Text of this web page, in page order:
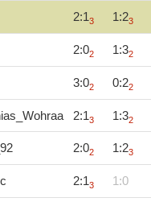
2:13 1:23
2:02 1:32
3:02 0:22
2:13 1:32
2:02 1:23
2:13 1:0